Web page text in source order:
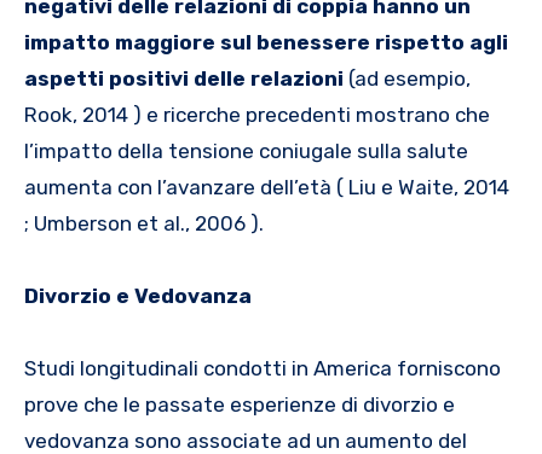
negativi delle relazioni di coppia hanno un
impatto maggiore sul benessere rispetto agli
aspetti positivi delle relazioni (ad esempio,
Rook, 2014 ) e ricerche precedenti mostrano che
l’impatto della tensione coniugale sulla salute
aumenta con l’avanzare dell’età ( Liu e Waite, 2014
; Umberson et al., 2006 ).
Divorzio e Vedovanza
Studi longitudinali condotti in America forniscono
prove che le passate esperienze di divorzio e
vedovanza sono associate ad un aumento del